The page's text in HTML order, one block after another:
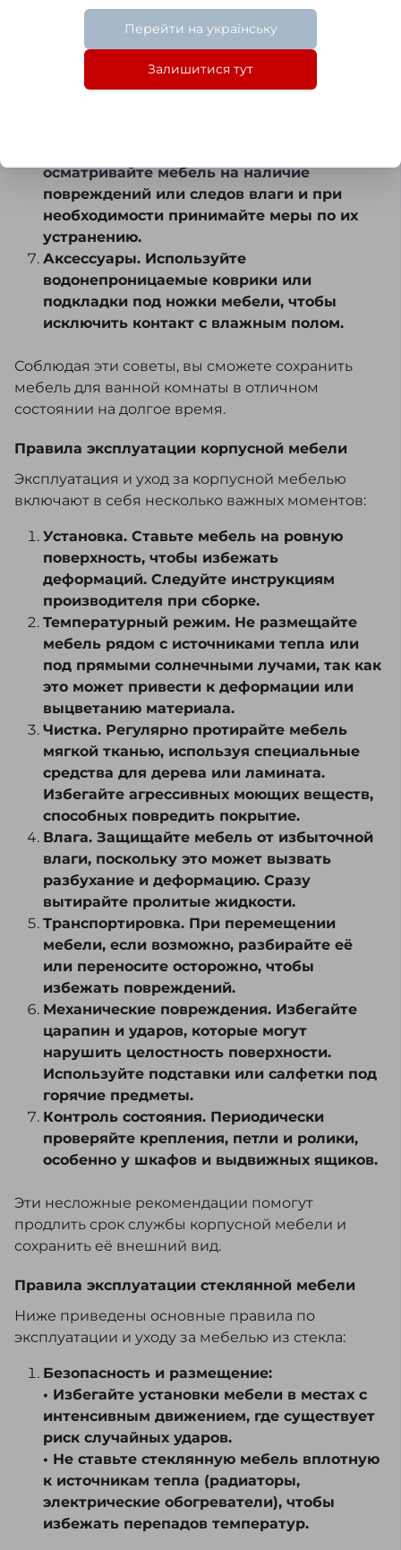
протирайте поверхность, чтобы влага не
накапливалась и не портила мебель.
Размещение. Устанавливайте мебель
таким образом, чтобы избежать прямого
осматривайте мебель на наличие
повреждений или следов влаги и при
необходимости принимайте меры по их
устранению.
Аксессуары. Используйте
водонепроницаемые коврики или
подкладки под ножки мебели, чтобы
исключить контакт с влажным полом.
Соблюдая эти советы, вы сможете сохранить
мебель для ванной комнаты в отличном
состоянии на долгое время.
Правила эксплуатации корпусной мебели
Эксплуатация и уход за корпусной мебелью
включают в себя несколько важных моментов:
Установка. Ставьте мебель на ровную
поверхность, чтобы избежать
деформаций. Следуйте инструкциям
производителя при сборке.
Температурный режим. Не размещайте
мебель рядом с источниками тепла или
под прямыми солнечными лучами, так как
это может привести к деформации или
выцветанию материала.
Чистка. Регулярно протирайте мебель
мягкой тканью, используя специальные
средства для дерева или ламината.
Избегайте агрессивных моющих веществ,
способных повредить покрытие.
Влага. Защищайте мебель от избыточной
влаги, поскольку это может вызвать
разбухание и деформацию. Сразу
вытирайте пролитые жидкости.
Транспортировка. При перемещении
мебели, если возможно, разбирайте её
или переносите осторожно, чтобы
избежать повреждений.
Механические повреждения. Избегайте
царапин и ударов, которые могут
нарушить целостность поверхности.
Используйте подставки или салфетки под
горячие предметы.
Контроль состояния. Периодически
проверяйте крепления, петли и ролики,
особенно у шкафов и выдвижных ящиков.
Эти несложные рекомендации помогут
продлить срок службы корпусной мебели и
сохранить её внешний вид.
Правила эксплуатации стеклянной мебели
Ниже приведены основные правила по
эксплуатации и уходу за мебелью из стекла:
Безопасность и размещение:
• Избегайте установки мебели в местах с
интенсивным движением, где существует
риск случайных ударов.
• Не ставьте стеклянную мебель вплотную
к источникам тепла (радиаторы,
электрические обогреватели), чтобы
избежать перепадов температур.
Перейти на українську
Залишитися тут